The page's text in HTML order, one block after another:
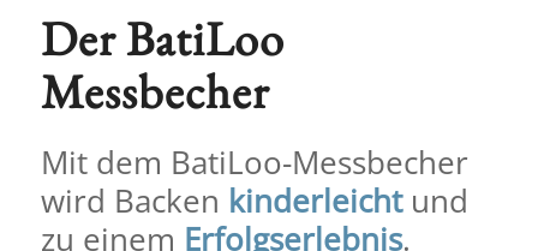
Mit dem BatiLoo-Messbecher
wird Backenkinderleicht
Aufgrund derbunten Farb-
Markierungenan den Skalen